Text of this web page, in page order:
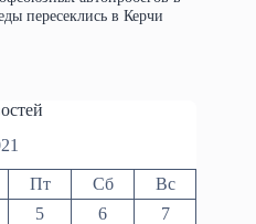
пересеклись в Керчи
Пт Сб
Вс
5 6
7